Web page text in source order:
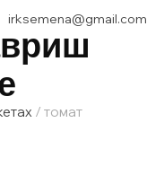
irksemena@gmail.com
/ томат